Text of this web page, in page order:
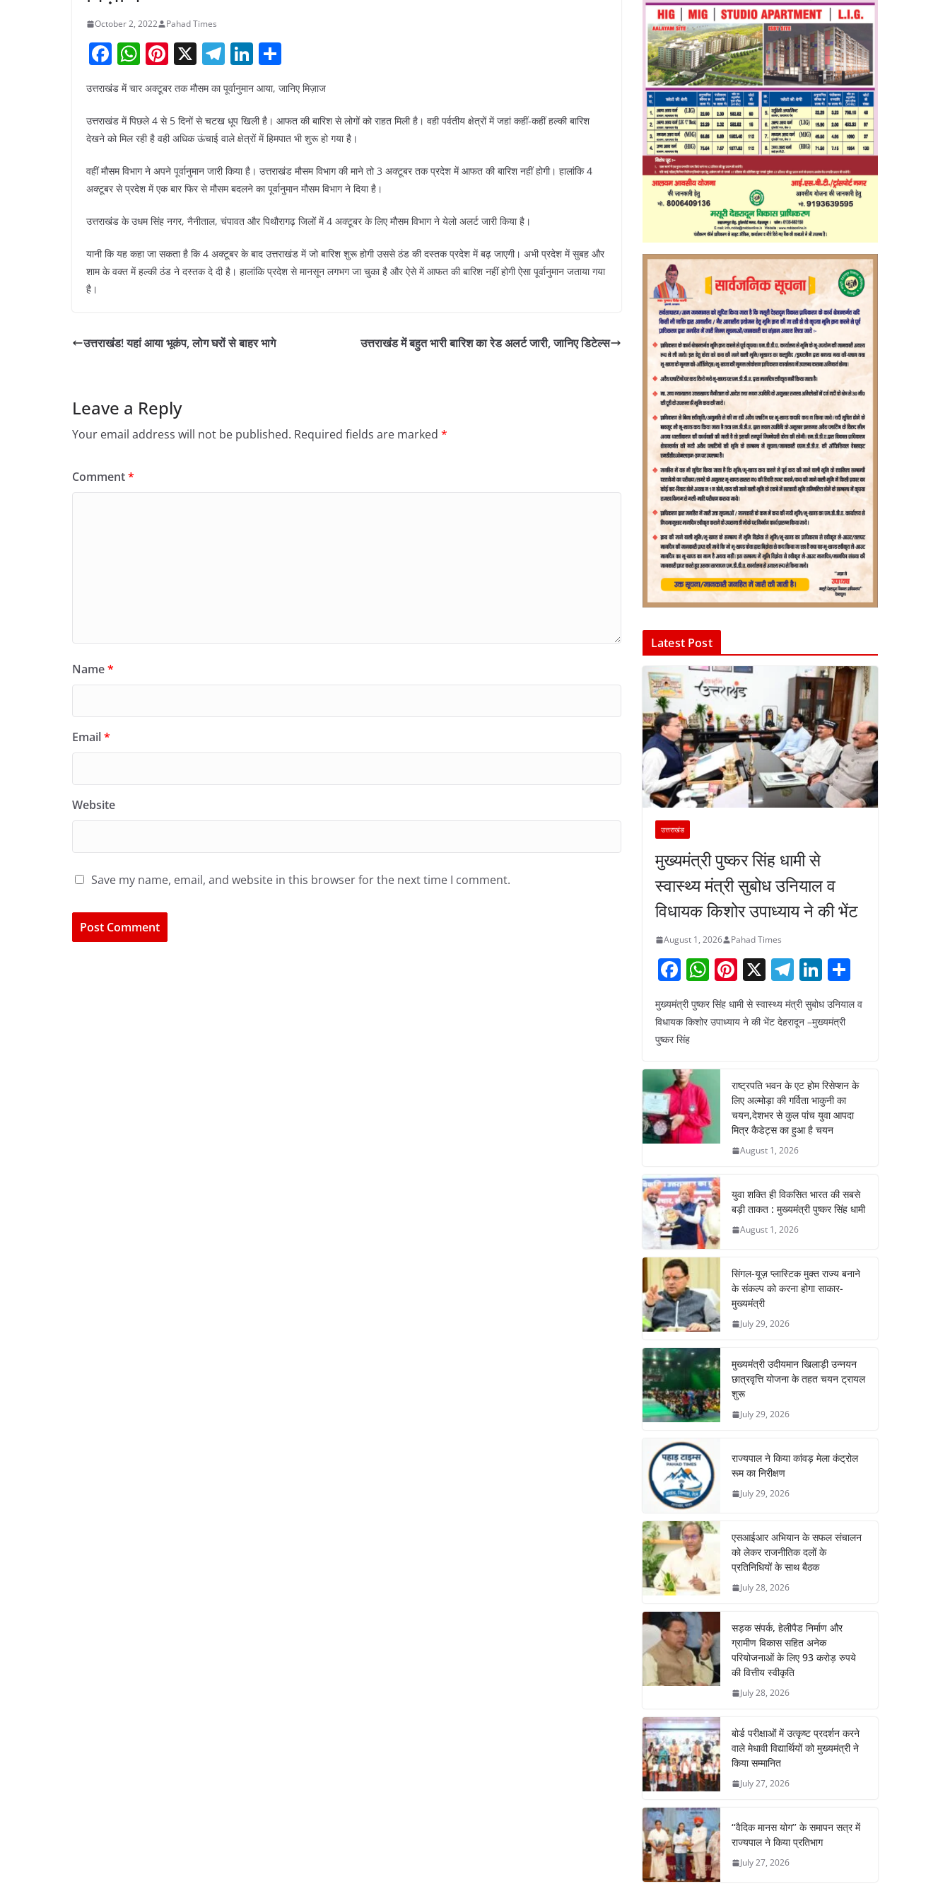
October 2, 2022 Pahad Times
F
a
c
e
b
o
o
k
W
at
s
A
p
p
Pi
er
e
st
X T
el
e
gr
a
m
Li
k
e
dI
n
h
ar
e
उत्तराखंड में चार अक्टूबर तक मौसम का पूर्वानुमान आया, जानिए मिज़ाज
उत्तराखंड में पिछले 4 से 5 दिनों से चटख धूप खिली है। आफत की बारिश से लोगों को राहत मिली है। वही पर्वतीय क्षेत्रों में जहां कहीं-कहीं हल्की बारिश
देखने को मिल रही है वही अधिक ऊंचाई वाले क्षेत्रों में हिमपात भी शुरू हो गया है।
वहीं मौसम विभाग ने अपने पूर्वानुमान जारी किया है। उत्तराखंड मौसम विभाग की माने तो 3 अक्टूबर तक प्रदेश में आफत की बारिश नहीं होगी। हालांकि 4
अक्टूबर से प्रदेश में एक बार फिर से मौसम बदलने का पूर्वानुमान मौसम विभाग ने दिया है।
उत्तराखंड के उधम सिंह नगर, नैनीताल, चंपावत और पिथौरागढ़ जिलों में 4 अक्टूबर के लिए मौसम विभाग ने येलो अलर्ट जारी किया है।
यानी कि यह कहा जा सकता है कि 4 अक्टूबर के बाद उत्तराखंड में जो बारिश शुरू होगी उससे ठंड की दस्तक प्रदेश में बढ़ जाएगी। अभी प्रदेश में सुबह और
शाम के वक्त में हल्की ठंड ने दस्तक दे दी है। हालांकि प्रदेश से मानसून लगभग जा चुका है और ऐसे में आफत की बारिश नहीं होगी ऐसा पूर्वानुमान जताया गया
है।
उत्तराखंड! यहां आया भूकंप, लोग घरों से बाहर भागे उत्तराखंड में बहुत भारी बारिश का रेड अलर्ट जारी, जानिए डिटेल्स
Leave a Reply
Your email address will not be published. Required fields are marked *
Comment*
Name*
Email*
Website
Save my name, email, and website in this browser for the next time I comment.
Latest Post
उत्तराखंड
मुख्यमंत्री पुष्कर सिंह धामी से
स्वास्थ्य मंत्री सुबोध उनियाल व
विधायक किशोर उपाध्याय ने की भेंट
August 1, 2026 Pahad Times
F
a
c
e
o
o
k
W
h
at
p
Pi
nt
er
X T
el
e
gr
m
Li
n
k
n
ar
मुख्यमंत्री पुष्कर सिंह धामी से स्वास्थ्य मंत्री सुबोध उनियाल व
विधायक किशोर उपाध्याय ने की भेंट देहरादून –मुख्यमंत्री
पुष्कर सिंह
राष्ट्रपति भवन के एट होम रिसेप्शन के
लिए अल्मोड़ा की गर्विता भाकुनी का
चयन,देशभर से कुल पांच युवा आपदा
मित्र कैडेट्स का हुआ है चयन
August 1, 2026
युवा शक्ति ही विकसित भारत की सबसे
बड़ी ताकत : मुख्यमंत्री पुष्कर सिंह धामी
August 1, 2026
सिंगल-यूज़ प्लास्टिक मुक्त राज्य बनाने
के संकल्प को करना होगा साकार-
मुख्यमंत्री
July 29, 2026
मुख्यमंत्री उदीयमान खिलाड़ी उन्नयन
छात्रवृत्ति योजना के तहत चयन ट्रायल
शुरू
July 29, 2026
राज्यपाल ने किया कांवड़ मेला कंट्रोल
रूम का निरीक्षण
July 29, 2026
एसआईआर अभियान के सफल संचालन
को लेकर राजनीतिक दलों के
प्रतिनिधियों के साथ बैठक
July 28, 2026
सड़क संपर्क, हेलीपैड निर्माण और
ग्रामीण विकास सहित अनेक
परियोजनाओं के लिए 93 करोड़ रुपये
की वित्तीय स्वीकृति
July 28, 2026
बोर्ड परीक्षाओं में उत्कृष्ट प्रदर्शन करने
वाले मेधावी विद्यार्थियों को मुख्यमंत्री ने
किया सम्मानित
July 27, 2026
‘‘वैदिक मानस योग’’ के समापन सत्र में
राज्यपाल ने किया प्रतिभाग
July 27, 2026